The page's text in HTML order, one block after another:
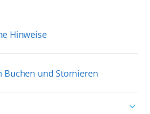
Hinweise
Reiseleiter:innen sind
verfügbar, aber in
selten, sodass dort
Buchen und Stornieren